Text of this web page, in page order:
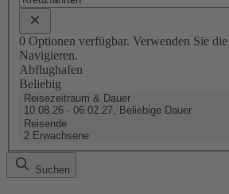
0 Optionen verfügbar. Verwenden Sie
Navigieren.
Abflughafen
Beliebig
Reisezeitraum & Dauer
10.08.26 - 06.02.27, Beliebige Dauer
Reisende
2 Erwachsene
Suchen